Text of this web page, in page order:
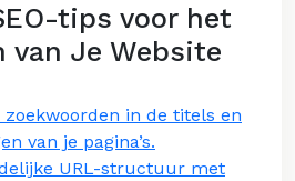
tips voor het
van Je Website
in de titels en
van je pagina’s.
URL-structuur met